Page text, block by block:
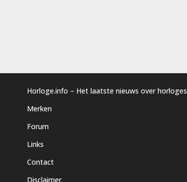
Horloge.info – Het laatste nieuws over horloges
Merken
Forum
Links
Contact
Disclaimer